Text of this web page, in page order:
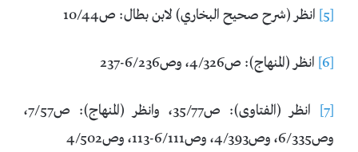
[5] انظر (شرح صحيح البخاري) لابن بطال: ص10/44
[6] انظر (المنهاج): ص4/326، وص6/236-237
[7]
انظر (الفتاوى): ص35/77، وانظر (المنهاج): ص7/57،
وص6/335، وص4/393، وص6/111-113، وص4/502